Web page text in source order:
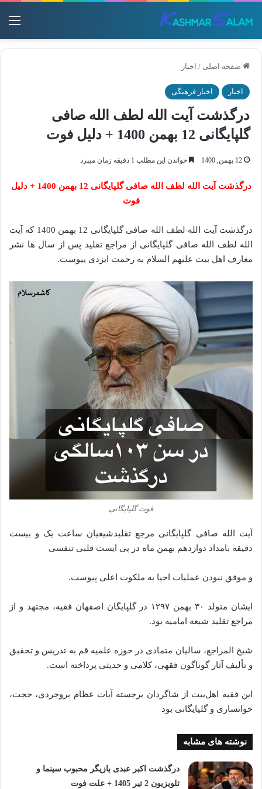
صفحه اصلی / اخبار
اخبار اخبار فرهنگی
درگذشت آیت الله لطف الله صافی
گلپایگانی 12 بهمن 1400 + دلیل فوت
12 بهمن, 1400 خواندن این مطلب 1 دقیقه زمان میبرد
درگذشت آیت الله لطف الله صافی گلپایگانی 12 بهمن 1400 + دلیل
فوت
درگذشت آیت الله لطف الله صافی گلپایگانی 12 بهمن 1400 که آیت
الله لطف الله صافی گلپایگانی از مراجع تقلید پس از سال ها نشر
معارف اهل بیت علیهم السلام به رحمت ایزدی پیوست.
فوت گلپایگانی
آیت الله صافی گلپایگانی مرجع تقلیدشیعیان ساعت یک و بیست
دقیقه بامداد دوازدهم بهمن ماه در پی ایست قلبی تنفسی
و موفق نبودن عملیات احیا به ملکوت اعلی پیوست.
ایشان متولد ۳۰ بهمن ۱۲۹۷ در گلپایگان اصفهان فقیه، مجتهد و از
مراجع تقلید شیعه امامیه بود.
شیخ المراجع، سالیان متمادی در حوزه علمیه قم به تدریس و تحقیق
و تألیف آثار گوناگون فقهی، کلامی و حدیثی پرداخته است.
این فقیه اهل‌بیت از شاگردان برجسته آیات عظام بروجردی، حجت،
خوانساری و گلپایگانی بود
نوشته های مشابه
درگذشت اکبر عبدی بازیگر محبوب سینما و
تلویزیون 2 تیر 1405 + علت فوت